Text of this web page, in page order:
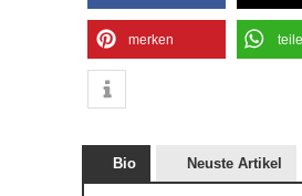
merken
Bio Neuste Artikel